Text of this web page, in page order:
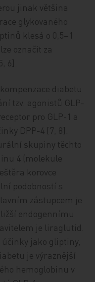
jinak většina
glykovaného
klesá o 0,5–1
označit za
6].
diabetu
tzv. agonistů GLP-
pro GLP-1 a
DPP-4 [7, 8].
skupiny těchto
4 (molekule
korovce
podobností s
zástupcem je
endogennímu
je liraglutid.
účinky jako gliptiny,
je výraznější
hemoglobinu v